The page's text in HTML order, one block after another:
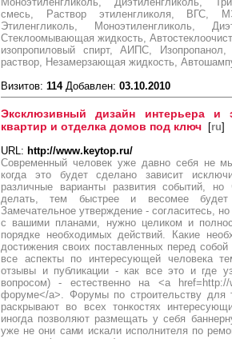
смесь, Раствор этиленгликоля,
Этиленгликоль, Моноэтиленгликоль,
Стеклоомывающая жидкость,
изопропиловый спирт, АИПС, Изопропанол,
раствор, Незамерзающая жидкость,
Визитов: 114Добавлен: 03.10.2010
Эксклюзивный дизайн интерьера и
квартир и отделка домов под ключ [ru]
URL: http://www.keytop.ru/
Современный человек уже давно себя не
когда это будет сделано зависит
различные варианты развития событий,
делать, тем быстрее и весомее будет
Замечательное утверждение - согласитесь,
с вашими планами, нужно целиком и
порядке необходимых действий. Какие
достижения своих поставленных перед
все аспекты по интересующей человека
отзывы и публикации - как все это и где
вопросом) - естественно на <a href=http://
форуме</a>. Форумы по строительству для
раскрывают во всех тонкостях
иногда позволяют размещать у себя
уже не они сами искали исполнителя по